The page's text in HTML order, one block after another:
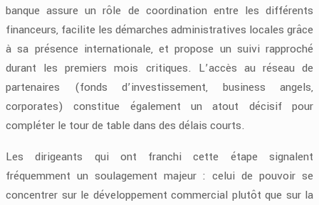
banque assure un rôle de coordination entre les différents
financeurs, facilite les démarches administratives locales grâce
à sa présence internationale, et propose un suivi rapproché
durant les premiers mois critiques. L’accès au réseau de
partenaires (fonds d’investissement, business angels,
corporates) constitue également un atout décisif pour
compléter le tour de table dans des délais courts.
Les dirigeants qui ont franchi cette étape signalent
fréquemment un soulagement majeur : celui de pouvoir se
concentrer sur le développement commercial plutôt que sur la